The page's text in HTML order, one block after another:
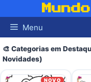
para
conteúdo
Menu
🎨 Categorias em
Novidades)
NOVO